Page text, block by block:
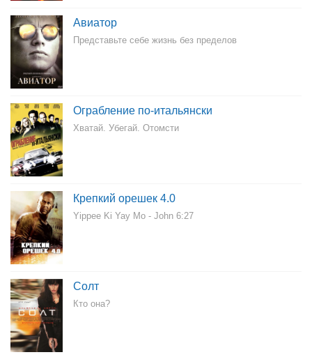
Авиатор
Представьте себе жизнь без пределов
Ограбление по-итальянски
Хватай. Убегай. Отомсти
Крепкий орешек 4.0
Yippee Ki Yay Mo - John 6:27
Солт
Кто она?